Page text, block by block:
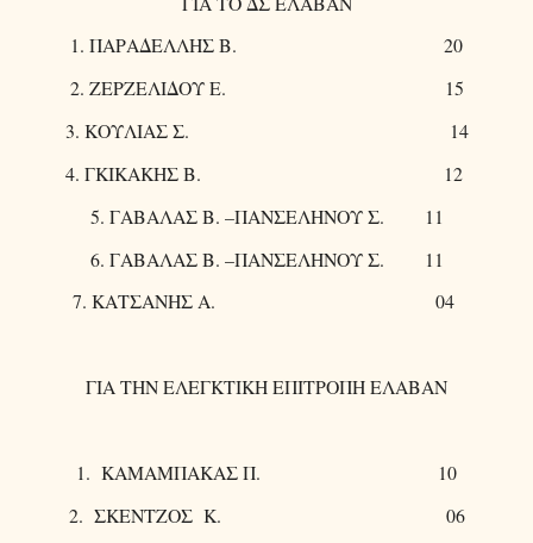
1. ΠΑΡΑΔΕΛΛΗΣ Β. 20
2. ΖΕΡΖΕΛΙΔΟΥ Ε. 15
3. ΚΟΥΛΙΑΣ Σ. 14
4. ΓΚΙΚΑΚΗΣ Β. 12
5. ΓΑΒΑΛΑΣ Β. –ΠΑΝΣΕΛΗΝΟΥ Σ. 11
6. ΓΑΒΑΛΑΣ Β. –ΠΑΝΣΕΛΗΝΟΥ Σ. 11
7. ΚΑΤΣΑΝΗΣ Α. 04
ΓΙΑ ΤΗΝ ΕΛΕΓΚΤΙΚΗ ΕΠΙΤΡΟΠΗ ΕΛΑΒΑΝ
1. ΚΑΜΑΜΠΑΚΑΣ Π. 10
2. ΣΚΕΝΤΖΟΣ Κ. 06